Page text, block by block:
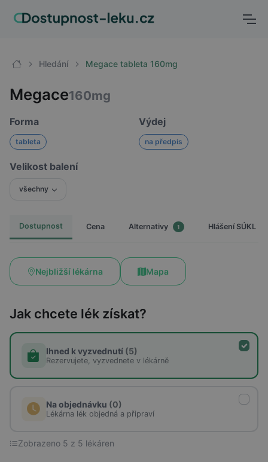
Hledání Megace tableta 160mg
Megace160mg
Forma
tableta
Výdej
na předpis
Velikost balení
všechny
Dostupnost Cena Alternativy 1 Hlášení SÚKL
Nejbližší lékárna Mapa
Jak chcete lék získat?
Ihned k vyzvednutí (5)
Rezervujete, vyzvednete v lékárně
Na objednávku (0)
Lékárna lék objedná a připraví
Zobrazeno 5 z 5 lékáren